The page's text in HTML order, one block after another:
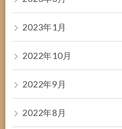
2023年1月
2022年10月
2022年9月
2022年8月